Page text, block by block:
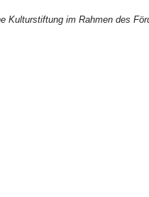
Kulturstiftung im Rahmen des